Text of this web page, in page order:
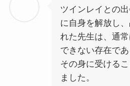
ツインレイとの
に自身を解放し
れた先生は、通
できない存在で
その身に受ける
ました。